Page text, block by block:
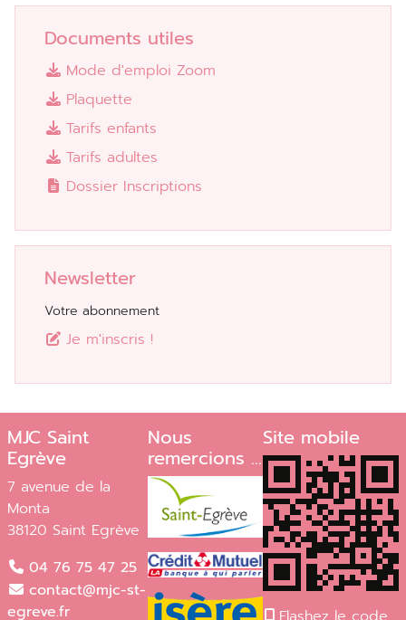
Documents utiles
Mode d'emploi Zoom
Plaquette
Tarifs enfants
Tarifs adultes
Dossier Inscriptions
Newsletter
Votre abonnement
Je m'inscris !
MJC Saint
Egrève
7 avenue de la
Monta
38120 Saint Egrève
04 76 75 47 25
contact@mjc-st-
egreve.fr
Nous
remercions ...
Site mobile